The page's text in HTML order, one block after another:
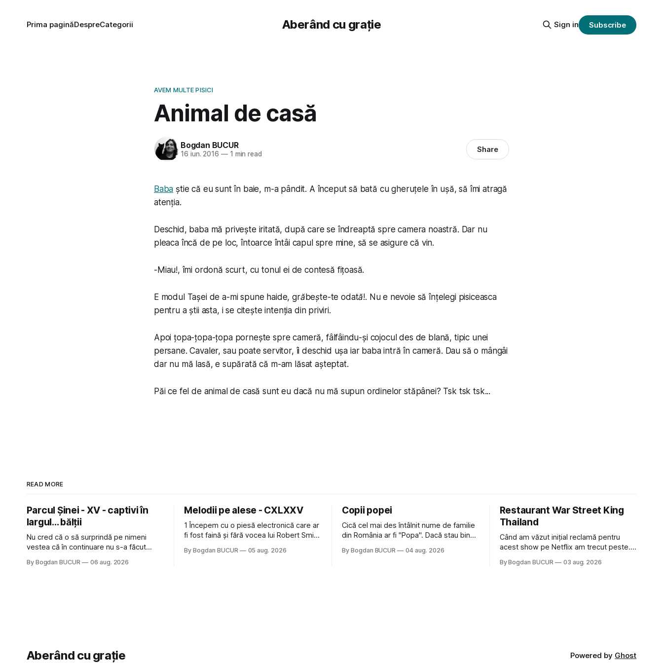
Aberând cu grație
Prima paginăDespreCategorii Sign in Subscribe
AVEM MULTE PISICI
Animal de casă
Bogdan BUCUR
16 iun. 2016 —1 min read Share
Baba știe că eu sunt în baie, m-a pândit. A început să bată cu gheruțele în ușă, să îmi atragă
atenția.
Deschid, baba mă privește iritată, după care se îndreaptă spre camera noastră. Dar nu
pleaca încă de pe loc, întoarce întâi capul spre mine, să se asigure că vin.
- Miau!, îmi ordonă scurt, cu tonul ei de contesă fițoasă.
E modul Tașei de a-mi spune haide, grăbește-te odată!. Nu e nevoie să înțelegi pisiceasca
pentru a știi asta, i se citește intenția din priviri.
Apoi țopa-țopa-țopa pornește spre cameră, fâlfâindu-și cojocul des de blană, tipic unei
persane. Cavaler, sau poate servitor, îi deschid ușa iar baba intră în cameră. Dau să o mângâi
dar nu mă lasă, e supărată că m-am lăsat așteptat.
Păi ce fel de animal de casă sunt eu dacă nu mă supun ordinelor stăpânei? Tsk tsk tsk...
READ MORE
Parcul Șinei - XV - captivi în
largul... bălții
Nu cred că o să surprindă pe nimeni
vestea că în continuare nu s-a făcut
afară de faptul că potăile apărute acolo
By Bogdan BUCUR 06 aug. 2026
Melodii pe alese - CXLXXV
1 Începem cu o piesă electronică care ar
fi fost faină și fără vocea lui Robert Smith
Castles, o formație cu multe piese faine
By Bogdan BUCUR 05 aug. 2026
Copii popei
Cică cel mai des întâlnit nume de familie
din România ar fi "Popa". Dacă stau bine
colegi de școala Popa cam peste tot
By Bogdan BUCUR 04 aug. 2026
Restaurant War Street King
Thailand
Când am văzut inițial reclamă pentru
acest show pe Netflix am trecut peste.
tailandeză pe fundal, era cu street food
By Bogdan BUCUR 03 aug. 2026
Aberând cu grație Powered by Ghost